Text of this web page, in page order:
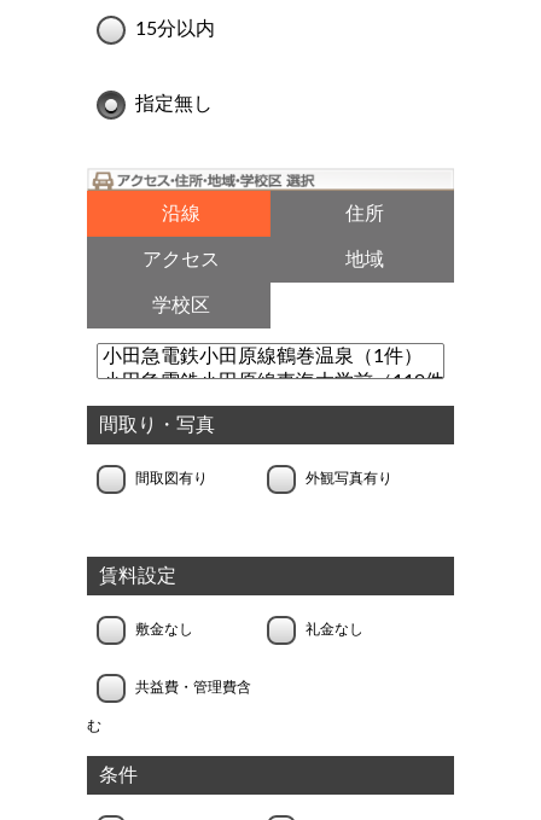
15分以内
指定無し
沿線 住所
アクセス 地域
学校区
間取り・写真
間取図有り 外観写真有り
賃料設定
敷金なし 礼金なし
共益費・管理費含
む
条件